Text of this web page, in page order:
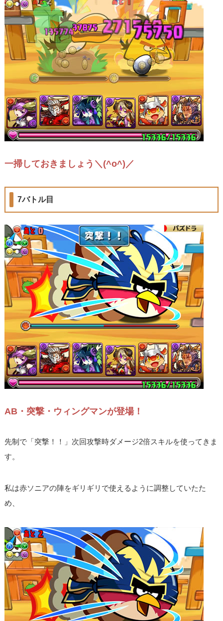
一掃しておきましょう＼(^o^)／
7バトル目
AB・突撃・ウィングマンが登場！
先制で「突撃！！」次回攻撃時ダメージ2倍スキルを使ってきま
す。
私は赤ソニアの陣をギリギリで使えるように調整していたた
め、